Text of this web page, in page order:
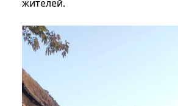
жителей.